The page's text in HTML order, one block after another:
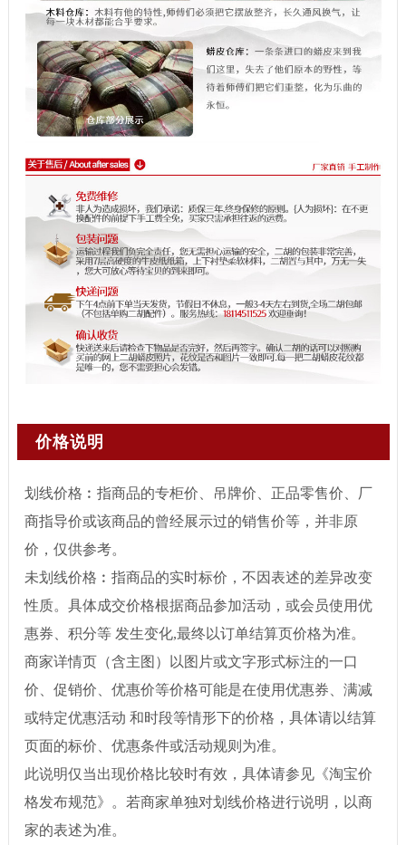
价格说明
划线价格︰指商品的专柜价、吊牌价、正品零售价、厂
商指导价或该商品的曾经展示过的销售价等，并非原
价，仅供参考。
未划线价格︰指商品的实时标价，不因表述的差异改变
性质。具体成交价格根据商品参加活动，或会员使用优
惠券、积分等 发生变化,最终以订单结算页价格为准。
商家详情页（含主图）以图片或文字形式标注的一口
价、促销价、优惠价等价格可能是在使用优惠券、满减
或特定优惠活动 和时段等情形下的价格，具体请以结算
页面的标价、优惠条件或活动规则为准。
此说明仅当出现价格比较时有效，具体请参见《淘宝价
格发布规范》。若商家单独对划线价格进行说明，以商
家的表述为准。